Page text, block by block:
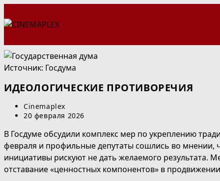
к
Источник: Госдума
ИДЕОЛОГИЧЕСКИЕ ПРОТИВОРЕЧИЯ
Автор
записи:
Cinemaplex
Запись
20 февраля 2026
В Госдуме обсудили комплекс мер по укреплению
февраля и профильные депутаты сошлись во мнении,
инициативы рискуют не дать желаемого результата.
отставание «ценностных компонентов» в